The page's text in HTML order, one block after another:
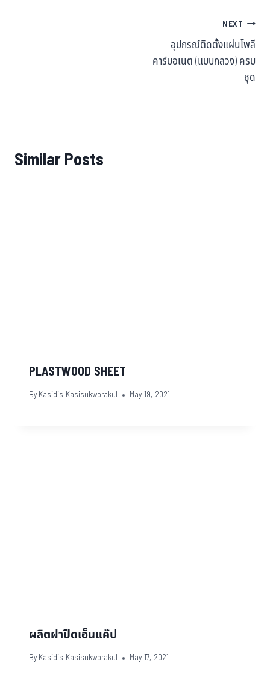
NEXT
อุปกรณ์ติดตั้งแผ่นโพลี
คาร์บอเนต (แบบกลวง) ครบ
ชุด
Similar Posts
PLASTWOOD SHEET
By Kasidis Kasisukworakul May 19, 2021
ผลิตฝาปิดเอ็นแค๊ป
By Kasidis Kasisukworakul May 17, 2021